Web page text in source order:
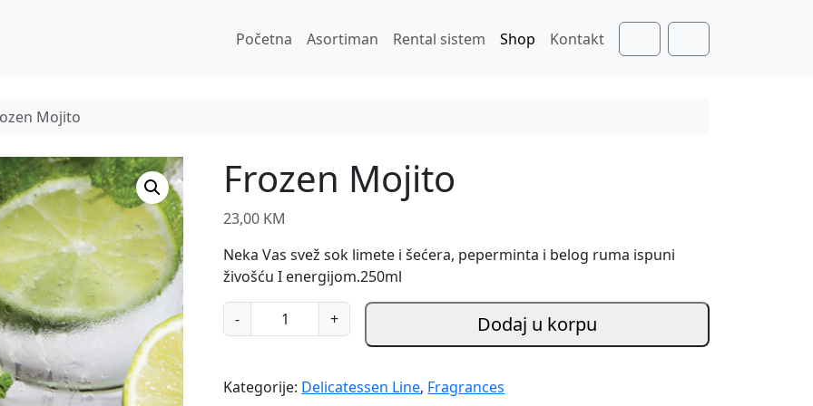
Početna
Asortiman Rental sistem Shop
Kontakt
AccountCart
Mojito
Frozen Mojito
23,00 KM
Neka Vas svež sok limete i šećera, peperminta i belog ruma ispuni
živošću I energijom.250ml
-
r
z
e
+ Dodaj u korpu
Kategorije: Delicatessen Line, Fragrances